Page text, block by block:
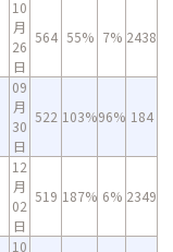
10
月
26
日
564 55% 7% 2438
09
月
30
日
522 103%96% 184
12
月
02
日
519 187% 6% 2349
10